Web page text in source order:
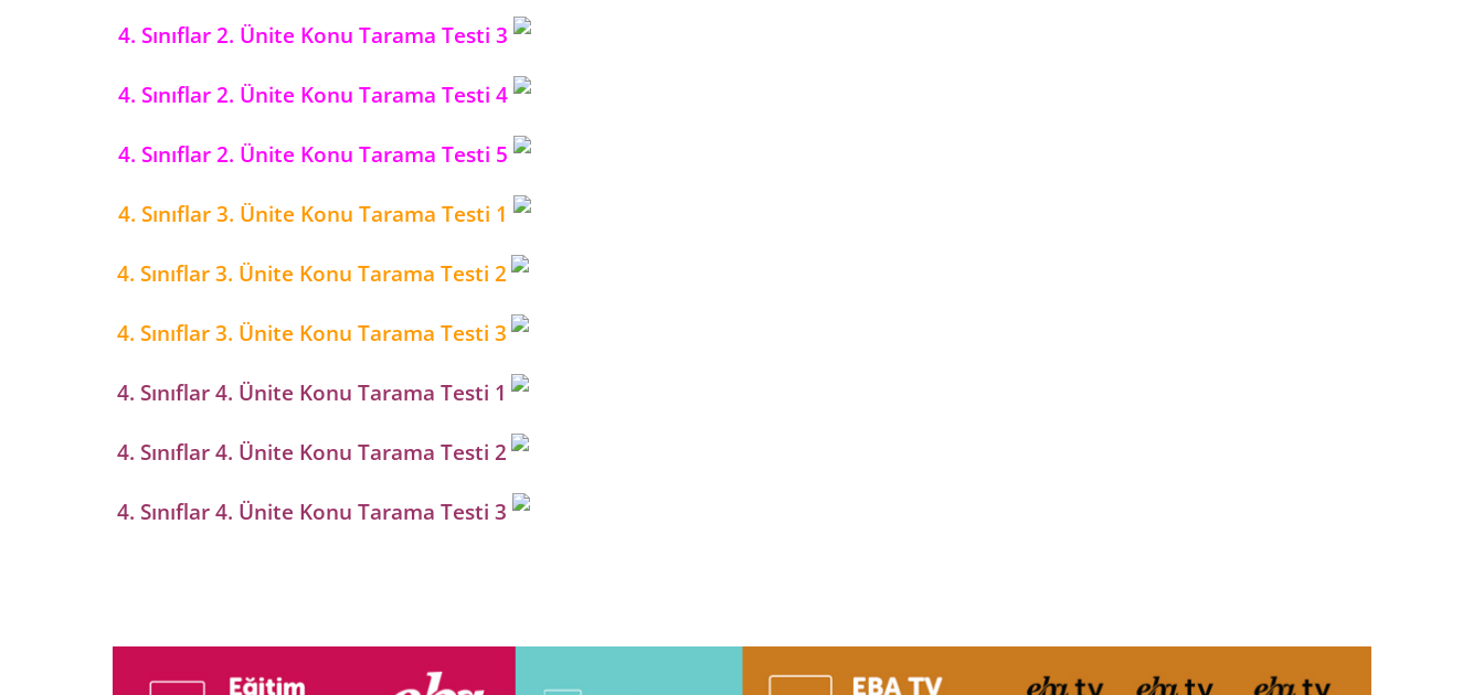
4. Sınıflar 2. Ünite Konu Tarama Testi 3
4. Sınıflar 2. Ünite Konu Tarama Testi 4
4. Sınıflar 2. Ünite Konu Tarama Testi 5
4. Sınıflar 3. Ünite Konu Tarama Testi 1
4. Sınıflar 3. Ünite Konu Tarama Testi 2
4. Sınıflar 3. Ünite Konu Tarama Testi 3
4. Sınıflar 4. Ünite Konu Tarama Testi 1
4. Sınıflar 4. Ünite Konu Tarama Testi 2
4. Sınıflar 4. Ünite Konu Tarama Testi 3